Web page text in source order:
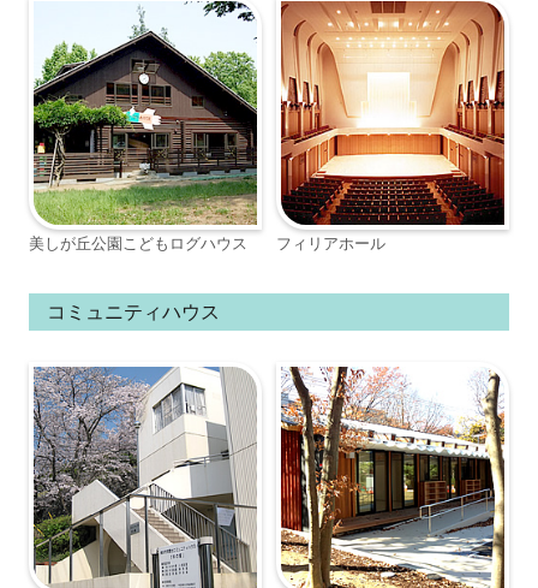
美しが丘公園こどもログハウス フィリアホール
コミュニティハウス